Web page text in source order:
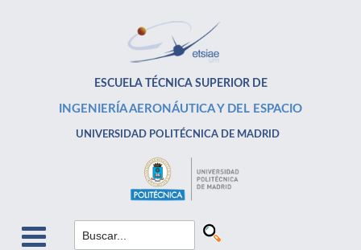
ESCUELA TÉCNICA SUPERIOR DE
INGENIERÍA AERONÁUTICA Y DEL ESPACIO
UNIVERSIDAD POLITÉCNICA DE MADRID